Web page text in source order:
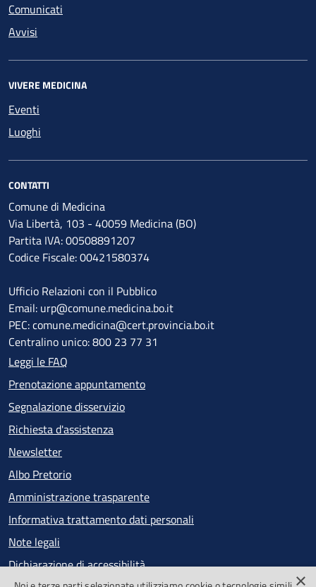
Comunicati
Avvisi
VIVERE MEDICINA
Eventi
Luoghi
CONTATTI
Comune di Medicina
Via Libertà, 103 - 40059 Medicina (BO)
Partita IVA: 00508891207
Codice Fiscale: 00421580374
Ufficio Relazioni con il Pubblico
Email: urp@comune.medicina.bo.it
PEC: comune.medicina@cert.provincia.bo.it
Centralino unico: 800 23 77 31
Leggi le FAQ
Prenotazione appuntamento
Segnalazione disservizio
Richiesta d'assistenza
Newsletter
Albo Pretorio
Amministrazione trasparente
Informativa trattamento dati personali
Note legali
Dichiarazione di accessibilità
×